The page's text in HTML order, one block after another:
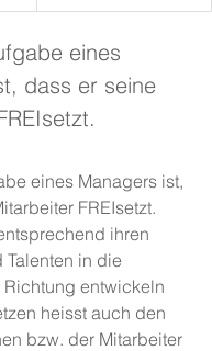
eines
dass er seine
eines Managers ist,
FREIsetzt.
ihren
Talenten in die
entwickeln
heisst auch den
bzw. der Mitarbeiter